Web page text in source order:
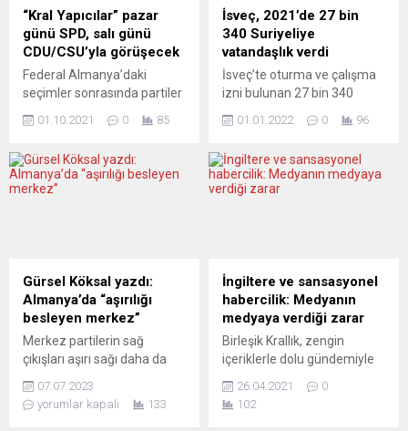
19 salgını ve iklim
değişikliğinin görüşüldüğü
AB Liderler Zirvesi’nin
bitiminde AB Konseyi
Başkanı Charles Michel ile
birlikte açıklamalarda
bulundu....
Fransız basınındaki
haberlere göre, uluslararası
gazeteciler konsorsiyumu
Forbidden Stories’in,
Macron’un telefon
numaralarının Pegasus
yazılımı hedefleri listesinde
ardından Fransa
Cumhurbaşkanı, savunma
ve...
“Kral Yapıcılar” pazar
günü SPD, salı günü
CDU/CSU’yla görüşecek
Federal Almanya’daki
seçimler sonrasında partiler
için ön görüşmelere bu
Seçimlerdeki hezimete
rağmen CDU/CSU da FDP ve
sonrasında yeni koalisyon
hükümeti kurma çalışmaları
çerçevesinde partiler
arasında ön görüşmeler bu
hafta sonu yapılacak.
Oyların yüzde...
01.10.2021 0 85
İsveç, 2021’de 27 bin
340 Suriyeliye
vatandaşlık verdi
İsveç’te oturma ve çalışma
izni bulunan 27 bin 340
verildiği bildirildi. İsveç
yayımladığı rapora göre,
ülkede 2021’de 85 bin kişi
yer aldı. 4 bin 67 Somalili ve
3 bin 471 Eritreli...
01.01.2022 0 96
Gürsel Köksal yazdı:
Almanya’da “aşırılığı
besleyen merkez”
Merkez partilerin sağ
çıkışları aşırı sağı daha da
güçlendiriyor. Irkçı AfD,
yüzde 20’yi aşan anket
sonuçlarıyla ikinci büyük
07.07.2023
yorumlar kapalı
133
İngiltere ve sansasyonel
habercilik: Medyanın
medyaya verdiği zarar
Birleşik Krallık, zengin
içeriklerle dolu gündemiyle
dünya medyasının ilgisini
çekiyor çekmesine, ancak
özellikle Türk medyası, aldığı
26.04.2021
0
102